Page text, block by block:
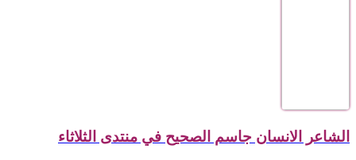
الشاعر الانسان جاسم الصحيح في منتدى الثلاثاء